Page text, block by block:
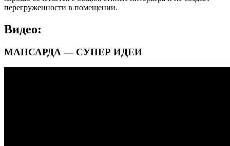
перегруженности в помещении.
Видео:
МАНСАРДА — СУПЕР ИДЕИ